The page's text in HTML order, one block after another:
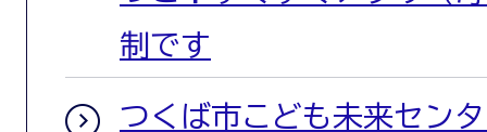
制です
つくば市こども未来セン